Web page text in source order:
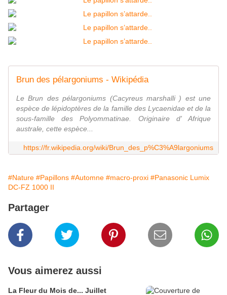
Brun des pélargoniums - Wikipédia
Le Brun des pélargoniums (Cacyreus marshalli ) est une
espèce de lépidoptères de la famille des Lycaenidae et de la
sous-famille des Polyommatinae. Originaire d' Afrique
australe, cette espèce...
https://fr.wikipedia.org/wiki/Brun_des_p%C3%A9largoniums
#Nature #Papillons #Automne #macro-proxi #Panasonic Lumix
DC-FZ 1000 II
Partager
Vous aimerez aussi
La Fleur du Mois de... Juillet